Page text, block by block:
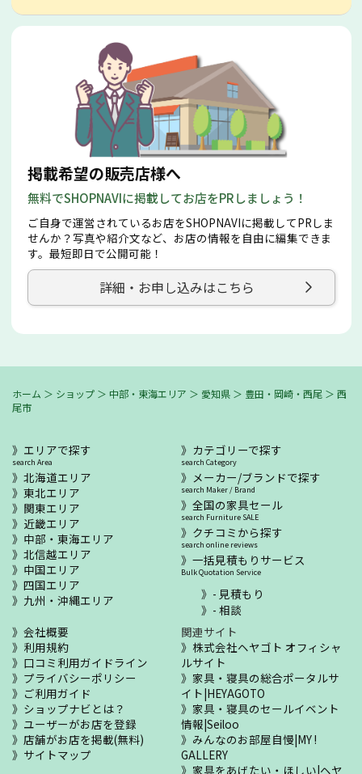
掲載希望の販売店様へ
無料でSHOPNAVIに掲載してお店をPRしましょう！
ご自身で運営されているお店をSHOPNAVIに掲載してPRしま
せんか？写真や紹介文など、お店の情報を自由に編集できま
す。最短即日で公開可能！
詳細・お申し込みはこちら
ホーム ＞ ショップ ＞ 中部・東海エリア ＞ 愛知県 ＞ 豊田・岡崎・西尾 ＞ 西
尾市
エリアで探す
search Area
北海道エリア
東北エリア
関東エリア
近畿エリア
中部・東海エリア
北信越エリア
中国エリア
四国エリア
九州・沖縄エリア
カテゴリーで探す
search Category
メーカー/ブランドで探す
search Maker / Brand
全国の家具セール
search Furniture SALE
クチコミから探す
search online reviews
一括見積もりサービス
Bulk Quotation Service
- 見積もり
- 相談
会社概要
利用規約
口コミ利用ガイドライン
プライバシーポリシー
ご利用ガイド
ショップナビとは？
ユーザーがお店を登録
店舗がお店を掲載(無料)
サイトマップ
関連サイト
株式会社ヘヤゴト オフィシャ
ルサイト
家具・寝具の総合ポータルサ
イト|HEYAGOTO
家具・寝具のセールイベント
情報|Seiloo
みんなのお部屋自慢|MY !
GALLERY
家具をあげたい・ほしい|ヘヤ